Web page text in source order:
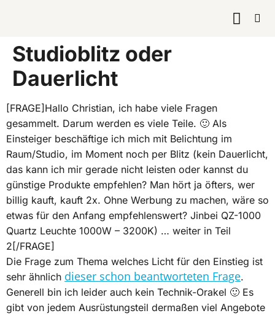
Studioblitz oder
Dauerlicht
[FRAGE]Hallo Christian, ich habe viele Fragen
gesammelt. Darum werden es viele Teile. 🙂 Als
Einsteiger beschäftige ich mich mit Belichtung im
Raum/Studio, im Moment noch per Blitz (kein Dauerlicht,
das kann ich mir gerade nicht leisten oder kannst du
günstige Produkte empfehlen? Man hört ja öfters, wer
billig kauft, kauft 2x. Ohne Werbung zu machen, wäre so
etwas für den Anfang empfehlenswert? Jinbei QZ-1000
Quartz Leuchte 1000W – 3200K) … weiter in Teil
2[/FRAGE]
Die Frage zum Thema welches Licht für den Einstieg ist
sehr ähnlich dieser schon beantworteten Frage.
Generell bin ich leider auch kein Technik-Orakel 🙂 Es
gibt von jedem Ausrüstungsteil dermaßen viel Angebote